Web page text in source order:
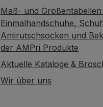
Maß- und
Einmalhandschuhe,
Antirutschsocken und
der AMPri Produkte
Aktuelle Kataloge &
Wir über uns